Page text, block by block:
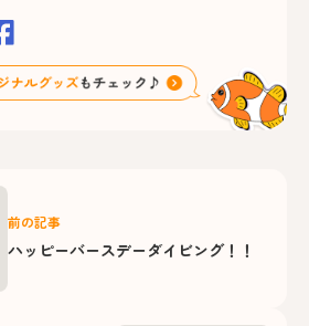
前の記事
ハッピーバースデーダイビング！！